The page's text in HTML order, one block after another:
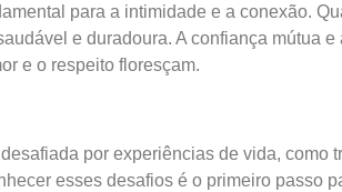
para a intimidade e a conexão.
e duradoura. A confiança mútua
e o respeito floresçam.
por experiências de vida, como
esses desafios é o primeiro passo